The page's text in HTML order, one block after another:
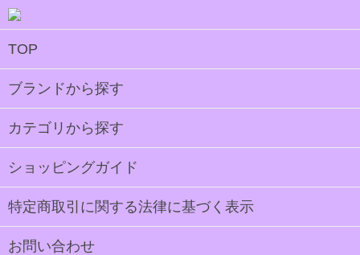
TOP
ブランドから探す
カテゴリから探す
ショッピングガイド
特定商取引に関する法律に基づく表示
お問い合わせ